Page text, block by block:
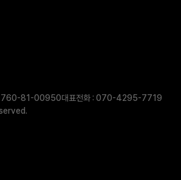
760-81-00950대표전화 : 070-4295-7719